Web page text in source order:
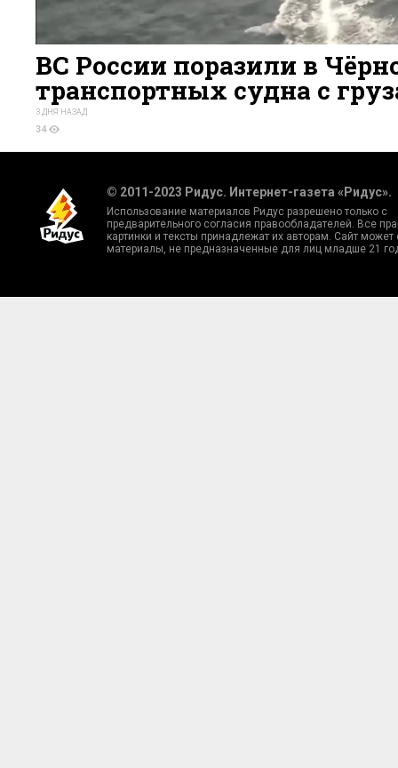
ВС России поразили в
транспортных судна с
3 ДНЯ НАЗАД
34
© 2011-2023 Ридус. Интернет-газета «Ридус».
Использование материалов Ридус разрешено только с
предварительного согласия правообладателей. Все
картинки и тексты принадлежат их авторам. Сайт может
материалы, не предназначенные для лиц младше 21